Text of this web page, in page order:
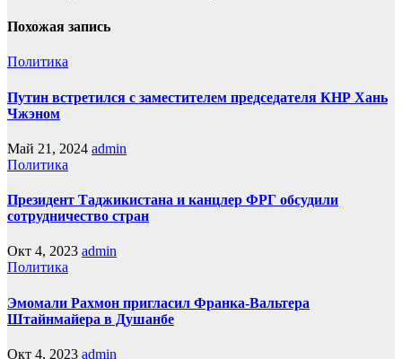
Похожая запись
Политика
Путин встретился с заместителем председателя КНР Хань
Чжэном
Май 21, 2024 admin
Политика
Президент Таджикистана и канцлер ФРГ обсудили
сотрудничество стран
Окт 4, 2023 admin
Политика
Эмомали Рахмон пригласил Франка-Вальтера
Штайнмайера в Душанбе
Окт 4, 2023 admin